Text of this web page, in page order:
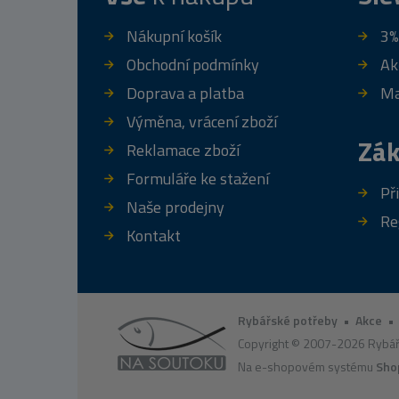
Nákupní košík
Obchodní podmínky
Doprava a platba
Výměna, vrácení zboží
Reklamace zboží
Formuláře ke stažení
Naše prodejny
Kontakt
Rybářské potřeby • Akce •
Copyright © 2007-2026
Na e-shopovém systému